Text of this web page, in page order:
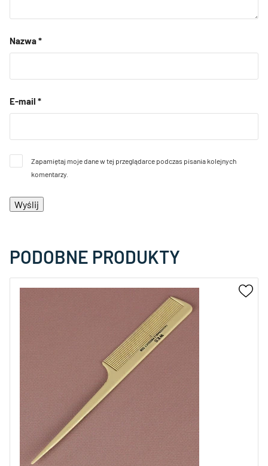
Nazwa*
E-mail *
Zapamiętaj moje dane w tej przeglądarce podczas pisania kolejnych
komentarzy.
PODOBNE PRODUKTY